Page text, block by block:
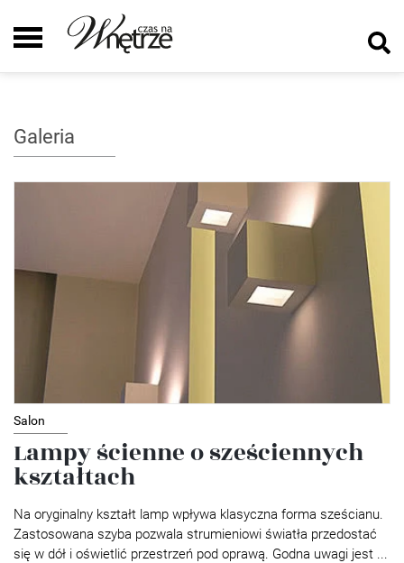
Galeria
Salon
Lampy ścienne o sześciennych
kształtach
Na oryginalny kształt lamp wpływa klasyczna forma sześcianu.
Zastosowana szyba pozwala strumieniowi światła przedostać
się w dół i oświetlić przestrzeń pod oprawą. Godna uwagi jest ...